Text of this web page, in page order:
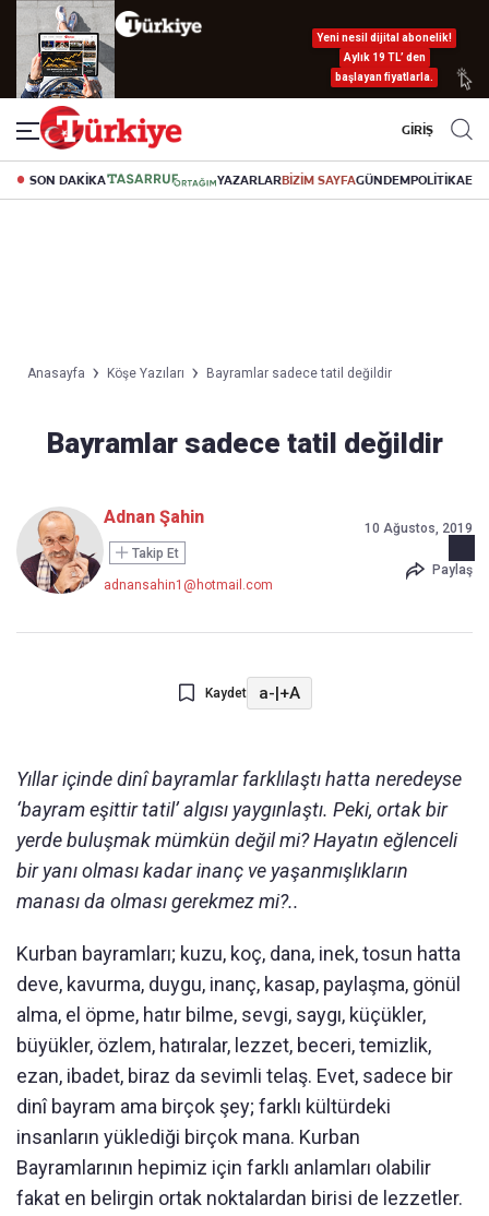
Yeni nesil dijital abonelik!
Aylık 19 TL’ den
başlayan fiyatlarla.
GİRİŞ
SON DAKİKA YAZARLARBİZİM SAYFAGÜNDEMPOLİTİKA
Anasayfa Köşe Yazıları Bayramlar sadece tatil değildir
Bayramlar sadece tatil değildir
Adnan Şahin
Takip Et
adnansahin1@hotmail.com
10 Ağustos, 2019
Paylaş
Kaydet a-|+A
Yıllar içinde dinî bayramlar farklılaştı hatta neredeyse
‘bayram eşittir tatil’ algısı yaygınlaştı. Peki, ortak bir
yerde buluşmak mümkün değil mi? Hayatın eğlenceli
bir yanı olması kadar inanç ve yaşanmışlıkların
manası da olması gerekmez mi?..
Kurban bayramları; kuzu, koç, dana, inek, tosun hatta
deve, kavurma, duygu, inanç, kasap, paylaşma, gönül
alma, el öpme, hatır bilme, sevgi, saygı, küçükler,
büyükler, özlem, hatıralar, lezzet, beceri, temizlik,
ezan, ibadet, biraz da sevimli telaş. Evet, sadece bir
dinî bayram ama birçok şey; farklı kültürdeki
insanların yüklediği birçok mana. Kurban
Bayramlarının hepimiz için farklı anlamları olabilir
fakat en belirgin ortak noktalardan birisi de lezzetler.